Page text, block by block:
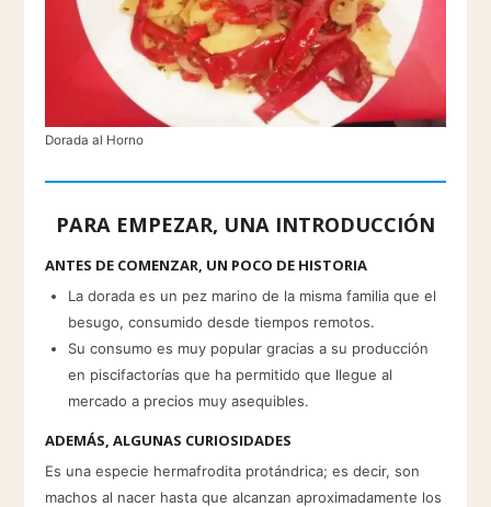
Dorada al Horno
PARA EMPEZAR, UNA INTRODUCCIÓN
ANTES DE COMENZAR, UN POCO DE HISTORIA
La dorada es un pez marino de la misma familia que el
besugo, consumido desde tiempos remotos.
Su consumo es muy popular gracias a su producción
en piscifactorías que ha permitido que llegue al
mercado a precios muy asequibles.
ADEMÁS, ALGUNAS CURIOSIDADES
Es una especie hermafrodita protándrica; es decir, son
machos al nacer hasta que alcanzan aproximadamente los